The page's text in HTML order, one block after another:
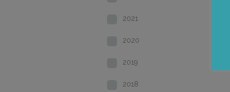
2021
2020
2019
2018